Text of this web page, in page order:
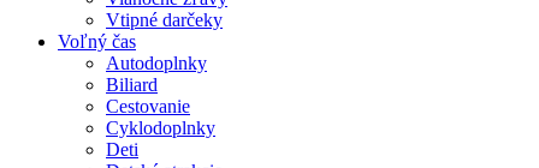
Vtipné darčeky
Voľný čas
Autodoplnky
Biliard
Cestovanie
Cyklodoplnky
Deti